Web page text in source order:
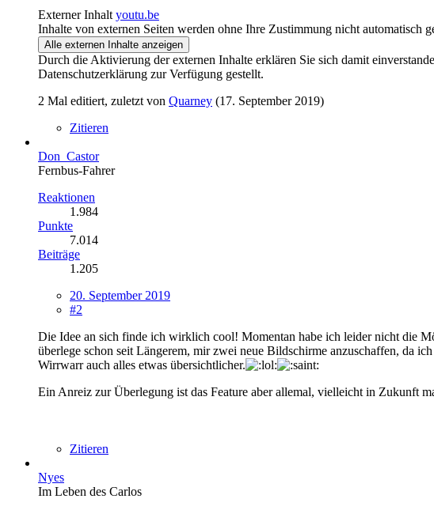
Externer Inhalt youtu.be
Inhalte von externen Seiten werden ohne Ihre Zustimmung nicht automatisch
Alle externen Inhalte anzeigen
Durch die Aktivierung der externen Inhalte erklären Sie sich damit
Datenschutzerklärung zur Verfügung gestellt.
2 Mal editiert, zuletzt von Quarney (17. September 2019)
Zitieren
Don_Castor
Fernbus-Fahrer
Reaktionen
1.984
Punkte
7.014
Beiträge
1.205
20. September 2019
#2
Die Idee an sich finde ich wirklich cool! Momentan habe ich leider nicht die
überlege schon seit Längerem, mir zwei neue Bildschirme anzuschaffen, da
Wirrwarr auch alles etwas übersichtlicher.
Ein Anreiz zur Überlegung ist das Feature aber allemal, vielleicht in Zukunft
Zitieren
Nyes
Im Leben des Carlos